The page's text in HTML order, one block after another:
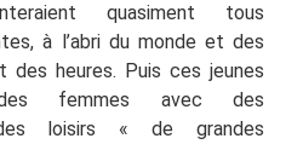
quasiment tous
à l’abri du monde et des
des heures. Puis ces jeunes
femmes avec des
loisirs « de grandes